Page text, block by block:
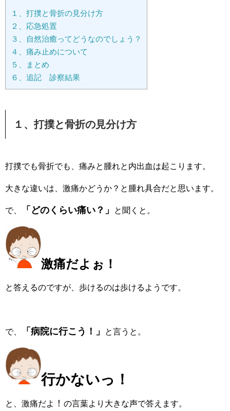
１、打撲と骨折の見分け方
２、応急処置
３、自然治癒ってどうなのでしょう？
４、痛み止めについて
５、まとめ
６、追記 診察結果
１、打撲と骨折の見分け方
打撲でも骨折でも、痛みと腫れと内出血は起こります。
大きな違いは、激痛かどうか？と腫れ具合だと思います。
で、 「どのくらい痛い？」 と聞くと。
激痛だよぉ！
と答えるのですが、歩けるのは歩けるようです。
で、 「病院に行こう！」 と言うと。
行かないっ！
と、激痛だよ ！ の言葉より大きな声で答えます。